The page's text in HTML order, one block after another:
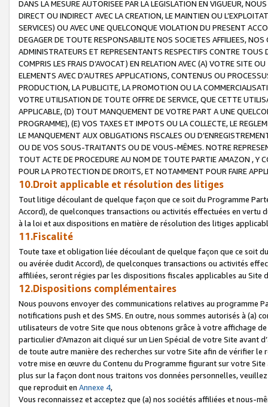
DANS LA MESURE AUTORISEE PAR LA LEGISLATION EN VIGUEUR,
DIRECT OU INDIRECT AVEC LA CREATION, LE MAINTIEN OU
SERVICES) OU AVEC UNE QUELCONQUE VIOLATION DU PRESENT
DEGAGER DE TOUTE RESPONSABILITE NOS SOCIETES AFFILIEES,
ADMINISTRATEURS ET REPRESENTANTS RESPECTIFS CONTRE
COMPRIS LES FRAIS D’AVOCAT) EN RELATION AVEC (A) VOTRE SITE
ELEMENTS AVEC D’AUTRES APPLICATIONS, CONTENUS OU
PRODUCTION, LA PUBLICITE, LA PROMOTION OU LA
VOTRE UTILISATION DE TOUTE OFFRE DE SERVICE, QUE CETTE
APPLICABLE, (D) TOUT MANQUEMENT DE VOTRE PART A UNE
PROGRAMME), (E) VOS TAXES ET IMPOTS OU LA COLLECTE, LE
LE MANQUEMENT AUX OBLIGATIONS FISCALES OU
OU DE VOS SOUS-TRAITANTS OU DE VOUS-MÊMES. NOTRE
TOUT ACTE DE PROCEDURE AU NOM DE TOUTE PARTIE AMAZON , Y
POUR LA PROTECTION DE DROITS, ET NOTAMMENT POUR FAIRE
10.Droit applicable et résolution des litiges
Tout litige découlant de quelque façon que ce soit du Programme
Accord), de quelconques transactions ou activités effectuées en vertu
à la loi et aux dispositions en matière de résolution des litiges
11.Fiscalité
Toute taxe et obligation liée découlant de quelque façon que ce soit
ou avérée dudit Accord), de quelconques transactions ou activités
affiliées, seront régies par les dispositions fiscales applicables au Site
12.Dispositions complémentaires
Nous pouvons envoyer des communications relatives au programme
notifications push et des SMS. En outre, nous sommes autorisés à
utilisateurs de votre Site que nous obtenons grâce à votre affichage
particulier d'Amazon ait cliqué sur un Lien Spécial de votre Site avant
de toute autre manière des recherches sur votre Site afin de vérifier
votre mise en œuvre du Contenu du Programme figurant sur votre
plus sur la façon dont nous traitons vos données personnelles,
que reproduit en Annexe 4,
Vous reconnaissez et acceptez que (a) nos sociétés affiliées et nous-